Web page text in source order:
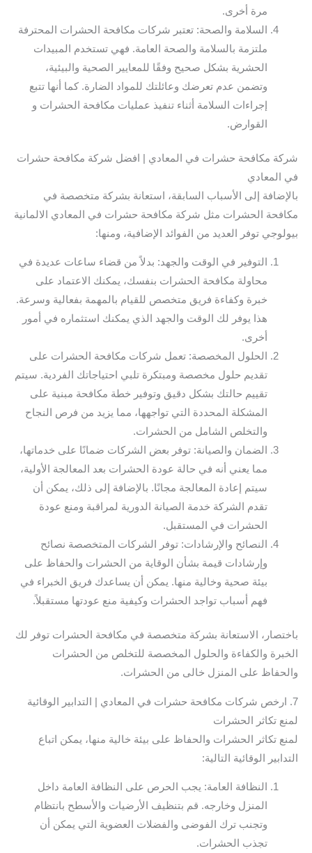
مرة أخرى.
السلامة والصحة: تعتبر شركات مكافحة الحشرات المحترفة
ملتزمة بالسلامة والصحة العامة. فهي تستخدم المبيدات
الحشرية بشكل صحيح وفقًا للمعايير الصحية والبيئية،
وتضمن عدم تعرضك وعائلتك للمواد الضارة. كما أنها تتبع
إجراءات السلامة أثناء تنفيذ عمليات مكافحة الحشرات و
القوارض.
شركة مكافحة حشرات في المعادي | افضل شركة مكافحة حشرات
في المعادي
بالإضافة إلى الأسباب السابقة، استعانة بشركة متخصصة في
مكافحة الحشرات مثل شركة مكافحة حشرات في المعادي الالمانية
بيولوجي توفر العديد من الفوائد الإضافية، ومنها:
التوفير في الوقت والجهد: بدلاً من قضاء ساعات عديدة في
محاولة مكافحة الحشرات بنفسك، يمكنك الاعتماد على
خبرة وكفاءة فريق متخصص للقيام بالمهمة بفعالية وسرعة.
هذا يوفر لك الوقت والجهد الذي يمكنك استثماره في أمور
أخرى.
الحلول المخصصة: تعمل شركات مكافحة الحشرات على
تقديم حلول مخصصة ومبتكرة تلبي احتياجاتك الفردية. سيتم
تقييم حالتك بشكل دقيق وتوفير خطة مكافحة مبنية على
المشكلة المحددة التي تواجهها، مما يزيد من فرص النجاح
والتخلص الشامل من الحشرات.
الضمان والصيانة: توفر بعض الشركات ضمانًا على خدماتها،
مما يعني أنه في حالة عودة الحشرات بعد المعالجة الأولية،
سيتم إعادة المعالجة مجانًا. بالإضافة إلى ذلك، يمكن أن
تقدم الشركة خدمة الصيانة الدورية لمراقبة ومنع عودة
الحشرات في المستقبل.
النصائح والإرشادات: توفر الشركات المتخصصة نصائح
وإرشادات قيمة بشأن الوقاية من الحشرات والحفاظ على
بيئة صحية وخالية منها. يمكن أن يساعدك فريق الخبراء في
فهم أسباب تواجد الحشرات وكيفية منع عودتها مستقبلاً.
باختصار، الاستعانة بشركة متخصصة في مكافحة الحشرات توفر لك
الخبرة والكفاءة والحلول المخصصة للتخلص من الحشرات
والحفاظ على المنزل خالى من الحشرات.
7. ارخص شركات مكافحة حشرات في المعادي | التدابير الوقائية
لمنع تكاثر الحشرات
لمنع تكاثر الحشرات والحفاظ على بيئة خالية منها، يمكن اتباع
التدابير الوقائية التالية:
النظافة العامة: يجب الحرص على النظافة العامة داخل
المنزل وخارجه. قم بتنظيف الأرضيات والأسطح بانتظام
وتجنب ترك الفوضى والفضلات العضوية التي يمكن أن
تجذب الحشرات.